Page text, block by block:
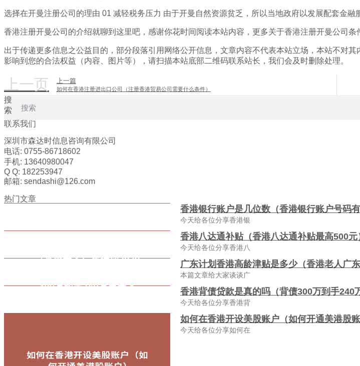
选择在开曼注册公司的理由 01 减轻税务压力 由于开曼自然资源贫乏，所以当地政府以发展配套金融
香港注册开曼公司的介绍就聊到这里吧，感谢你花时间阅读本站内容，更多关于香港注册开曼公司条
出于传递更多信息之公益目的，部分段落引用网络公开信息，文章内容不代表本站立场，本站不对
影响到您的合法权益（内容、图片等），请扫描本站底部二维码联系站长，我们会及时删除处理。
上一页 上一篇
如何在香港注册进出口公司（注册香港贸易公司需要什么条件）
搜
索
联系我们
深圳市森达时信息咨询有限公司
电话: 0755-86718602
手机: 13640980047
Q Q: 182253947
邮箱: sendashi@126.com
热门文章
香港银行账户是几位数（香港银行账户号码有
今天给各位分享香港银
香港八达通补贴（香港八达通补贴最高500元
今天给各位分享香港八
广东计划香港高龄津贴是多少（香港老人广东
本篇文章给大家谈谈广
香港背债贷款是真的吗（背债300万到手240
今天给各位分享香港背
如何在香港开设美股账户（如何开通美港股账
今天给各位分享如何在